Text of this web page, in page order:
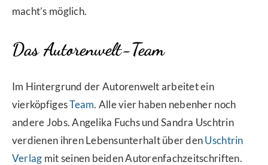
macht’s möglich.
Das Autorenwelt-Team
Im Hintergrund der Autorenwelt arbeitet ein
vierköpfigesTeam. Alle vier haben nebenher noch
andere Jobs. Angelika Fuchs und Sandra Uschtrin
verdienen ihren Lebensunterhalt über denUschtrin
Verlag mit seinen beiden Autorenfachzeitschriften.